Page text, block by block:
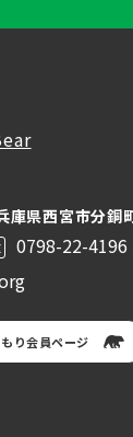
庫県西宮市分銅
0798-22-4196
り会員ページ